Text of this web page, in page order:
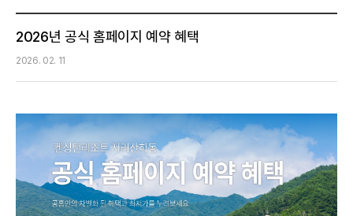
2026년 공식 홈페이지 예약 혜택
2026. 02. 11